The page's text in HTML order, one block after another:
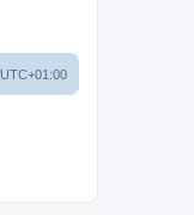
UTC+01:00